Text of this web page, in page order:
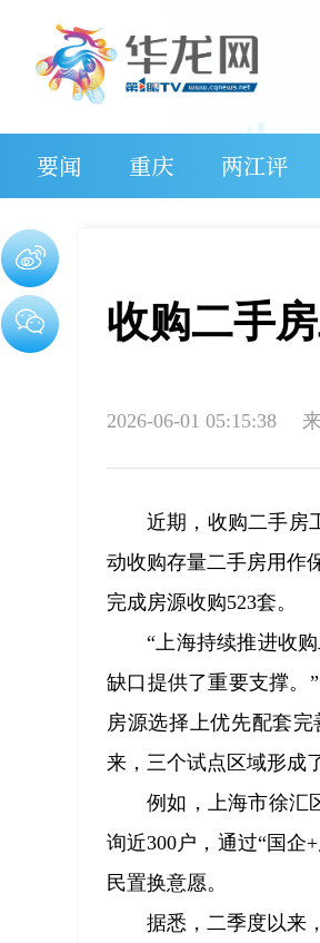
要闻 重庆 两江评
收购二手
2026-06-01 05:15:38
近期，收购二手房
动收购存量二手房用作
完成房源收购523套。
“上海持续推进收
缺口提供了重要支撑。
房源选择上优先配套
来，三个试点区域形成
例如，上海市徐汇
询近300户，通过“国企
民置换意愿。
据悉，二季度以来